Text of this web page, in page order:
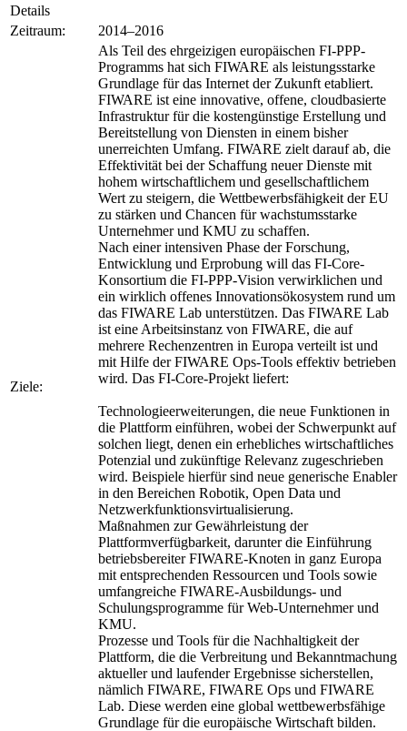
Details
Zeitraum:
2014–2016
Ziele:
Als Teil des ehrgeizigen europäischen FI-PPP-
Programms hat sich FIWARE als leistungsstarke
Grundlage für das Internet der Zukunft etabliert.
FIWARE ist eine innovative, offene, cloudbasierte
Infrastruktur für die kostengünstige Erstellung und
Bereitstellung von Diensten in einem bisher
unerreichten Umfang. FIWARE zielt darauf ab, die
Effektivität bei der Schaffung neuer Dienste mit
hohem wirtschaftlichem und gesellschaftlichem
Wert zu steigern, die Wettbewerbsfähigkeit der EU
zu stärken und Chancen für wachstumsstarke
Unternehmer und KMU zu schaffen.
Nach einer intensiven Phase der Forschung,
Entwicklung und Erprobung will das FI-Core-
Konsortium die FI-PPP-Vision verwirklichen und
ein wirklich offenes Innovationsökosystem rund um
das FIWARE Lab unterstützen. Das FIWARE Lab
ist eine Arbeitsinstanz von FIWARE, die auf
mehrere Rechenzentren in Europa verteilt ist und
mit Hilfe der FIWARE Ops-Tools effektiv betrieben
wird. Das FI-Core-Projekt liefert:
Technologieerweiterungen, die neue Funktionen in
die Plattform einführen, wobei der Schwerpunkt auf
solchen liegt, denen ein erhebliches wirtschaftliches
Potenzial und zukünftige Relevanz zugeschrieben
wird. Beispiele hierfür sind neue generische Enabler
in den Bereichen Robotik, Open Data und
Netzwerkfunktionsvirtualisierung.
Maßnahmen zur Gewährleistung der
Plattformverfügbarkeit, darunter die Einführung
betriebsbereiter FIWARE-Knoten in ganz Europa
mit entsprechenden Ressourcen und Tools sowie
umfangreiche FIWARE-Ausbildungs- und
Schulungsprogramme für Web-Unternehmer und
KMU.
Prozesse und Tools für die Nachhaltigkeit der
Plattform, die die Verbreitung und Bekanntmachung
aktueller und laufender Ergebnisse sicherstellen,
nämlich FIWARE, FIWARE Ops und FIWARE
Lab. Diese werden eine global wettbewerbsfähige
Grundlage für die europäische Wirtschaft bilden.